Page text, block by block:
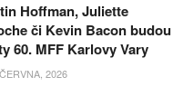
Hoffman, Juliette
či Kevin Bacon budou
60. MFF Karlovy Vary
2026